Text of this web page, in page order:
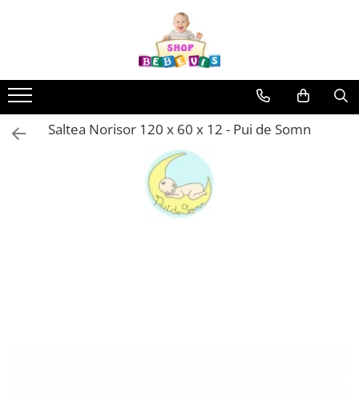
Carucioare copii
Carucioare copii sport
Carucioare copii 2in1
Accesorii carucioare copii
Saltea Norisor 120 x 60 x 12 - Pui de Somn